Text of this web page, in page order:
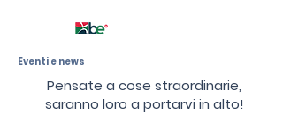
Eventi e news
Pensate a cose straordinarie,
saranno loro a portarvi in alto!